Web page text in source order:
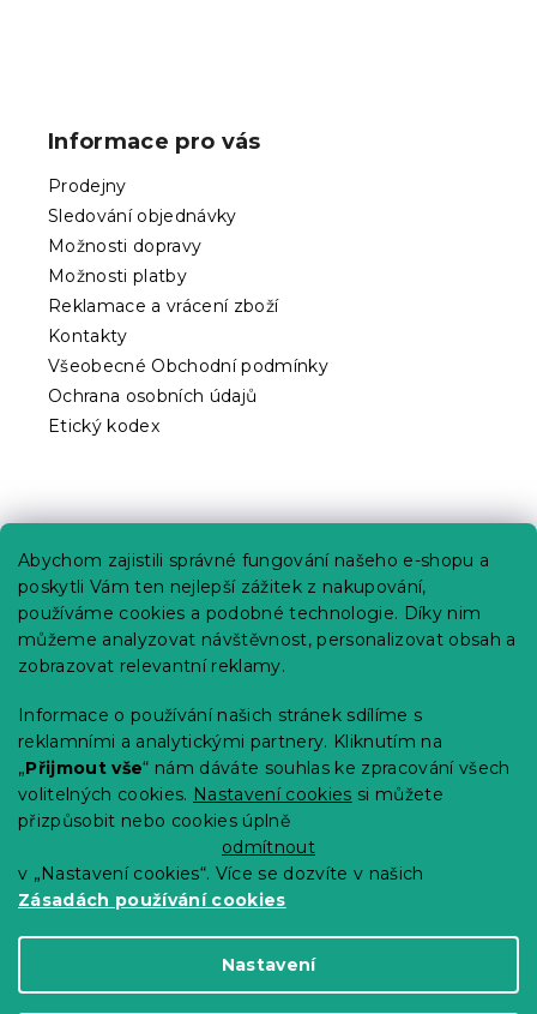
Abychom zajistili správné fungování našeho e-shopu a
poskytli Vám ten nejlepší zážitek z nakupování,
používáme cookies a podobné technologie. Díky nim
můžeme analyzovat návštěvnost, personalizovat obsah a
zobrazovat relevantní reklamy.
Informace o používání našich stránek sdílíme s
reklamními a analytickými partnery. Kliknutím na
„Přijmout vše“ nám dáváte souhlas ke zpracování všech
volitelných cookies. Nastavení cookies si můžete
přizpůsobit nebo cookies úplně
odmítnout
v „Nastavení cookies“. Více se dozvíte v našich
Zásadách používání cookies
Nastavení
Informace pro vás
Prodejny
Sledování objednávky
Možnosti dopravy
Možnosti platby
Reklamace a vrácení zboží
Kontakty
Všeobecné Obchodní podmínky
Ochrana osobních údajů
Etický kodex
Kariéra
Poptávky a B2B spolupráce
Proč se u nás registrovat?
Věrnostní program - Sleva až 10 %
Návody
Tabulky velikostí
Blog